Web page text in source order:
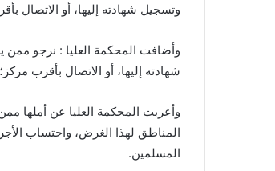
وتسجيل شهادته إليها، أو
وأضافت المحكمة العليا : نرجو ممن
شهادته إليها، أو الاتصال بأقرب
وأعربت المحكمة العليا عن أملها
المناطق لهذا الغرض، واحتساب
المسلمين.